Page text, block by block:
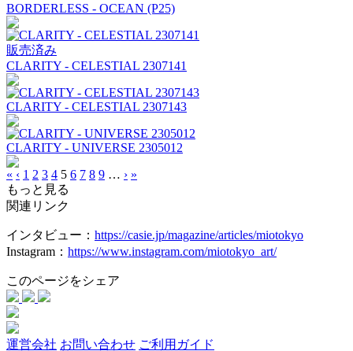
BORDERLESS - OCEAN (P25)
販売済み
CLARITY - CELESTIAL 2307141
CLARITY - CELESTIAL 2307143
CLARITY - UNIVERSE 2305012
« ‹ 1 2 3 4 5 6 7 8 9 … › »
もっと見る
関連リンク
インタビュー： https://casie.jp/magazine/articles/miotokyo
Instagram： https://www.instagram.com/miotokyo_art/
このページをシェア
運営会社 お問い合わせ ご利用ガイド